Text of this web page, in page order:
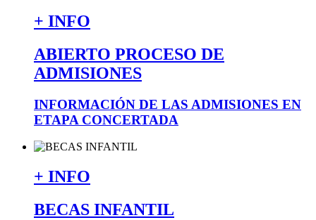
+ INFO
ABIERTO PROCESO DE
ADMISIONES
INFORMACIÓN DE LAS ADMISIONES EN
ETAPA CONCERTADA
+ INFO
BECAS INFANTIL